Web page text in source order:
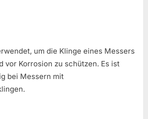
um die Klinge eines Messers
vor Korrosion zu schützen. Es ist
bei Messern mit